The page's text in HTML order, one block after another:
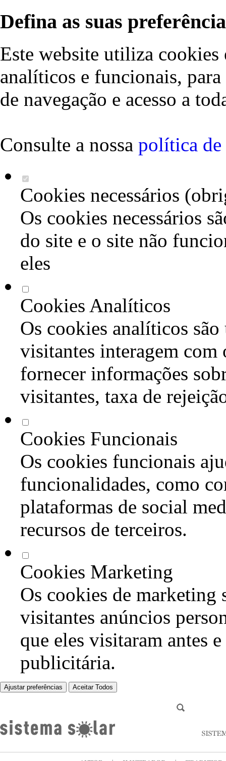
Defina as suas
Este website utiliza cookies
analíticos e funcionais,
de navegação e acesso a
Consulte a nossa política de
Cookies necessários
Os cookies necessários
do site e o site não
eles
Cookies Analíticos
Os cookies analíticos são
visitantes interagem com
fornecer informações
visitantes, taxa de
Cookies Funcionais
Os cookies funcionais
funcionalidades, como
plataformas de social
recursos de terceiros.
Cookies Marketing
Os cookies de marketing
visitantes anúncios
que eles visitaram antes
publicitária.
Ajustar preferências Aceitar Todos